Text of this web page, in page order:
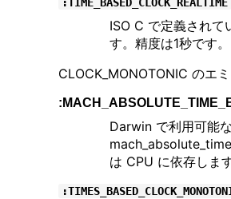
ISO C で定義されて
す。精度は1秒です。
CLOCK_MONOTONIC のエ
Darwin で利用可能な
は CPU に依存します